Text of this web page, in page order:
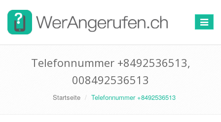
Toggle
Telefonnummer +8492536513,
008492536513
Startseite Telefonnummer +8492536513